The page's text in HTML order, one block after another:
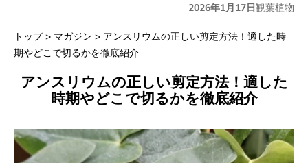
2026年1月17日観葉植物
トップ > マガジン > アンスリウムの正しい剪定方法！適した時
期やどこで切るかを徹底紹介
アンスリウムの正しい剪定方法！適した
時期やどこで切るかを徹底紹介